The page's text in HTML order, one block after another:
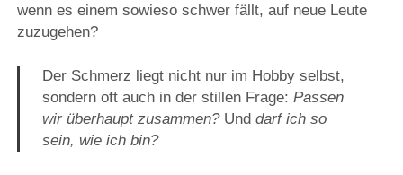
wenn es einem sowieso schwer fällt, auf neue Leute
zuzugehen?
Der Schmerz liegt nicht nur im Hobby selbst,
sondern oft auch in der stillen Frage:Passen
wir überhaupt zusammen?Unddarf ich so
sein, wie ich bin?